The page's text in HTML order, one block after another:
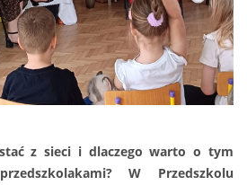
z sieci i dlaczego warto o tym
W Przedszkolu